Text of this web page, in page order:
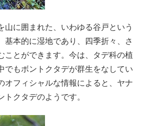
山に囲まれた、いわゆる谷戸という
基本的に湿地であり、四季折々、さ
ことができます。今は、タデ科の植
でもボントクタデが群生をなしてい
オフィシャルな情報によると、ヤナ
クタデのようです。